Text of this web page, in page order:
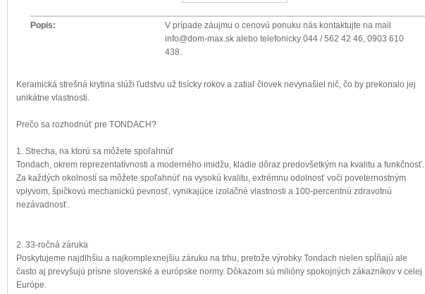
Popis:
V prípade záujmu o cenovú ponuku nás kontaktujte na mail
info@dom-max.sk alebo telefonicky 044 / 562 42 46, 0903 610
438.
Keramická strešná krytina slúži ľudstvu už tisícky rokov a zatiaľ človek nevynašiel nič, čo by prekonalo jej
unikátne vlastnosti.
Prečo sa rozhodnúť pre TONDACH?
1. Strecha, na ktorú sa môžete spoľahnúť
Tondach, okrem reprezentatívnosti a moderného imidžu, kladie dôraz predovšetkým na kvalitu a funkčnosť.
Za každých okolností sa môžete spoľahnúť na vysokú kvalitu, extrémnu odolnosť voči poveternostným
vplyvom, špičkovú mechanickú pevnosť, vynikajúce izolačné vlastnosti a 100-percentnú zdravotnú
nezávadnosť.
2. 33-ročná záruka
Poskytujeme najdlhšiu a najkomplexnejšiu záruku na trhu, pretože výrobky Tondach nielen spĺňajú ale
často aj prevyšujú prísne slovenské a európske normy. Dôkazom sú milióny spokojných zákazníkov v celej
Európe.